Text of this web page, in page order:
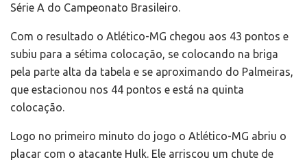
Série A do Campeonato Brasileiro.
Com o resultado o Atlético-MG chegou aos 43 pontos e
subiu para a sétima colocação, se colocando na briga
pela parte alta da tabela e se aproximando do Palmeiras,
que estacionou nos 44 pontos e está na quinta
colocação.
Logo no primeiro minuto do jogo o Atlético-MG abriu o
placar com o atacante Hulk. Ele arriscou um chute de